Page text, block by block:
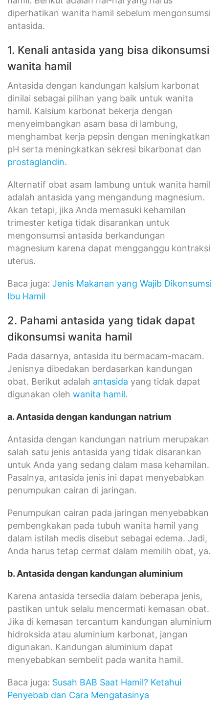
diperhatikan wanita hamil sebelum mengonsumsi
antasida.
1. Kenali antasida yang bisa dikonsumsi
wanita hamil
Antasida dengan kandungan kalsium karbonat
dinilai sebagai pilihan yang baik untuk wanita
hamil. Kalsium karbonat bekerja dengan
menyeimbangkan asam basa di lambung,
menghambat kerja pepsin dengan meningkatkan
pH serta meningkatkan sekresi bikarbonat dan
prostaglandin.
Alternatif obat asam lambung untuk wanita hamil
adalah antasida yang mengandung magnesium.
Akan tetapi, jika Anda memasuki kehamilan
trimester ketiga tidak disarankan untuk
mengonsumsi antasida berkandungan
magnesium karena dapat mengganggu kontraksi
uterus.
Baca juga: Jenis Makanan yang Wajib Dikonsumsi
Ibu Hamil
2. Pahami antasida yang tidak dapat
dikonsumsi wanita hamil
Pada dasarnya, antasida itu bermacam-macam.
Jenisnya dibedakan berdasarkan kandungan
obat. Berikut adalah antasida yang tidak dapat
digunakan oleh wanita hamil.
a. Antasida dengan kandungan natrium
Antasida dengan kandungan natrium merupakan
salah satu jenis antasida yang tidak disarankan
untuk Anda yang sedang dalam masa kehamilan.
Pasalnya, antasida jenis ini dapat menyebabkan
penumpukan cairan di jaringan.
Penumpukan cairan pada jaringan menyebabkan
pembengkakan pada tubuh wanita hamil yang
dalam istilah medis disebut sebagai edema. Jadi,
Anda harus tetap cermat dalam memilih obat, ya.
b. Antasida dengan kandungan aluminium
Karena antasida tersedia dalam beberapa jenis,
pastikan untuk selalu mencermati kemasan obat.
Jika di kemasan tercantum kandungan aluminium
hidroksida atau aluminium karbonat, jangan
digunakan. Kandungan aluminium dapat
menyebabkan sembelit pada wanita hamil.
Baca juga: Susah BAB Saat Hamil? Ketahui
Penyebab dan Cara Mengatasinya